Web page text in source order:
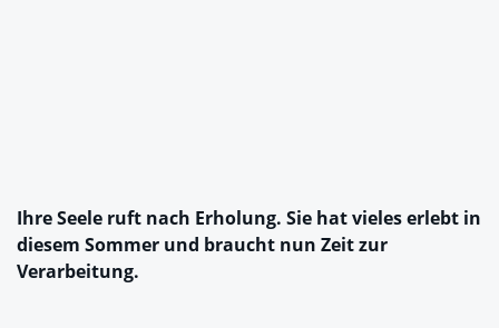
Ihre Seele ruft nach Erholung. Sie hat vieles erlebt in
diesem Sommer und braucht nun Zeit zur
Verarbeitung.